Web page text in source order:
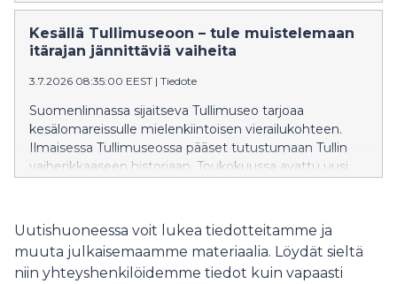
maahantuloehtojen täyttymistä tällöin tehostetusti
Torniossa.
Kesällä Tullimuseoon – tule muistelemaan
itärajan jännittäviä vaiheita
3.7.2026 08:35:00 EEST | Tiedote
Suomenlinnassa sijaitseva Tullimuseo tarjoaa
kesälomareissulle mielenkiintoisen vierailukohteen.
Ilmaisessa Tullimuseossa pääset tutustumaan Tullin
vaiherikkaaseen historiaan. Toukokuussa avattu uusi
kauppaa ja salakuljetusta.
Uutishuoneessa voit lukea tiedotteitamme ja
muuta julkaisemaamme materiaalia. Löydät sieltä
niin yhteyshenkilöidemme tiedot kuin vapaasti